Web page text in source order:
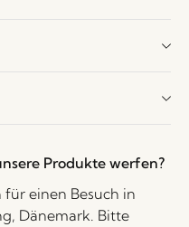
Produkte werfen?
für einen Besuch in
Dänemark. Bitte